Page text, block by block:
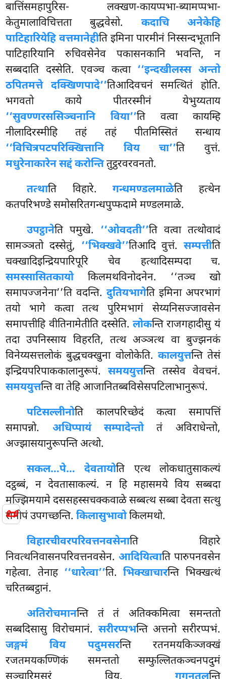
📜
बात्तिंसमहापुरिस- लक्खण-कायप्पभा-ब्यामप्पभा-
केतुमालाविचित्तता बुद्धवेसो. कदाचि अनेकेहि
पाटिहारियेहि वत्तमानेहीति इमिना पारमीनं निस्सन्दभूतानि
पाटिहारियानि रुचिवसेनेव पकासनकानि भवन्ति, न
सब्बदाति दस्सेति. एवञ्च कत्वा ‘‘इन्दखीलस्स अन्तो
ठपितमत्ते दक्खिणपादे’’तिआदिवचनं समत्थितं होति.
भगवतो काये पीतरस्मीनं येभुय्यताय
‘‘सुवण्णरससिञ्चनानि विया’’ति वत्वा कायम्हि
नीलादिरस्मीहि तहं तहं पीतमिस्सितं सन्धाय
‘‘विचित्रपटपरिक्खित्तानि विय चा’’ति वुत्तं.
मधुरेनाकारेन सद्दं करोन्तितुट्ठरवरवनतो.
तत्थाति विहारे.गन्धमण्डलमाळेति हत्थेन
कतपरिभण्डे समोसरितगन्धपुप्फदामे मण्डलमाळे.
उपट्ठानेति पमुखे. ‘‘ओवदती’’ति वत्वा तत्थोवादं
सामञ्ञतो दस्सेतुं, ‘‘भिक्खवे’’तिआदि वुत्तं. सम्पत्तीति
चक्खादिइन्द्रियपारिपूरि चेव हत्थादिसम्पदा च.
समस्सासितकायोकिलमथविनोदनेन. ‘‘तञ्च खो
समापज्जनेना’’ति वदन्ति. दुतियभागेति इमिना अपरभागं
तयो भागे कत्वा तत्थ पुरिमभागं सेय्यनिसज्जावसेन
समापत्तीहि वीतिनामेतीति दस्सेति.लोकन्ति राजगहादीसु यं
तदा उपनिस्साय विहरति, तत्थ अञ्ञत्थ वा बुज्झनकं
विनेय्यसत्तलोकं बुद्धचक्खुना वोलोकेति. कालयुत्तन्ति तेसं
इन्द्रियपरिपाककालानुरूपं.समययुत्तन्ति तस्सेव वेवचनं.
समययुत्तन्ति वा तेहि आजानितब्बविसेसपटिलाभानुरूपं.
पटिसल्लीनोति कालपरिच्छेदं कत्वा समापत्तिं
समापन्नो. अधिप्पायं सम्पादेन्तोतं अविराधेन्तो,
अज्झासयानुरूपन्ति अत्थो.
सकल…पे… देवतायोति एत्थ लोकधातुसाकल्यं
दट्ठब्बं, न देवतासाकल्यं. न हि महासमये विय सब्बदा
मज्झिमयामे दससहस्सचक्कवाळेसब्बत्थ सब्बा देवता सत्थु
समीपं उपगच्छन्ति.किलासुभावोकिलमथो.
विहारचीवरपरिवत्तनवसेनाति विहारे
निवत्थनिवासनपरिवत्तनवसेन. आदियित्वाति पारुपनवसेन
गहेत्वा. तेनाह ‘‘धारेत्वा’’ति.भिक्खाचारन्ति भिक्खत्थं
चरितब्बट्ठानं.
अतिरोचमानन्ति तं तं अतिक्कमित्वा समन्ततो
सब्बदिसासु विरोचमानं. सरीरप्पभन्ति अत्तनो सरीरप्पभं.
जङ्गमं विय पदुमसरन्ति रतनमयकिञ्जक्खं
रजतमयकण्णिकं समन्ततो सम्फुल्लितकञ्चनपदुमं